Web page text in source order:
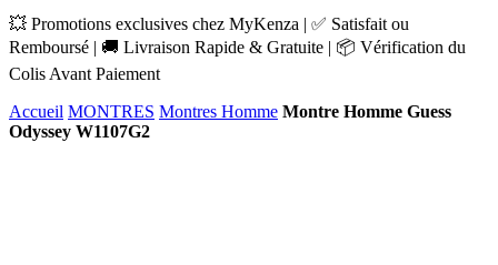
💥 Promotions exclusives chez MyKenza | ✅ Satisfait ou
Remboursé | 🚚 Livraison Rapide & Gratuite | 📦 Vérification du
Colis Avant Paiement
Accueil MONTRES Montres Homme Montre Homme Guess
Odyssey W1107G2